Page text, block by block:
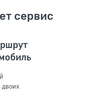
сервис